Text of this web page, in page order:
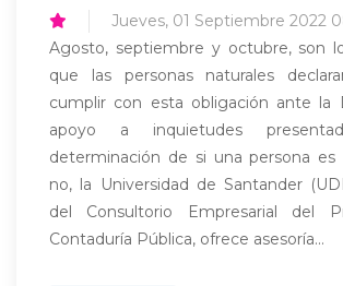
Jueves, 01 Septiembre 2022
Agosto, septiembre y octubre, son
que las personas naturales
cumplir con esta obligación ante la
apoyo a inquietudes
determinación de si una persona es
no, la Universidad de Santander
del Consultorio Empresarial del
Contaduría Pública, ofrece asesoría...